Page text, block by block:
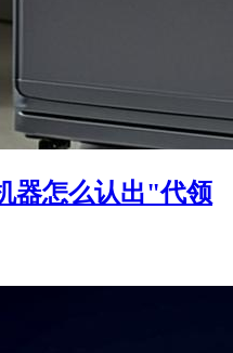
器怎么认出"代领